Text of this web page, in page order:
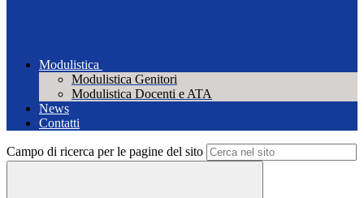
Modulistica
Modulistica Genitori
Modulistica Docenti e ATA
News
Contatti
Campo di ricerca per le pagine del sito